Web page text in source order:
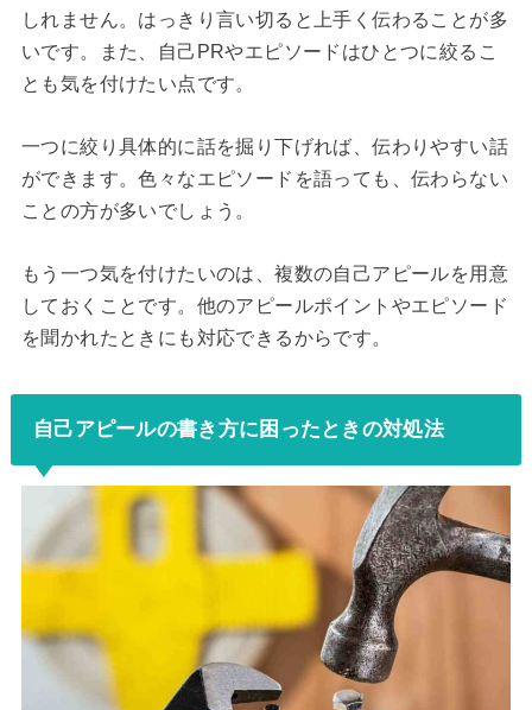
しれません。はっきり言い切ると上手く伝わることが多
いです。また、自己PRやエピソードはひとつに絞るこ
とも気を付けたい点です。
一つに絞り具体的に話を掘り下げれば、伝わりやすい話
ができます。色々なエピソードを語っても、伝わらない
ことの方が多いでしょう。
もう一つ気を付けたいのは、複数の自己アピールを用意
しておくことです。他のアピールポイントやエピソード
を聞かれたときにも対応できるからです。
自己アピールの書き方に困ったときの対処法